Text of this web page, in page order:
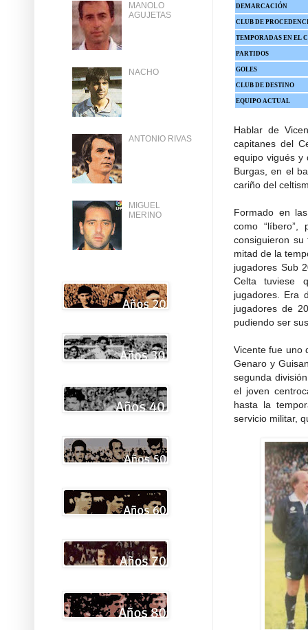
DEMARCACIÓN
CLUB DE
TEMPORADAS EN EL
PARTIDOS
GOLES
CLUB DE DESTINO
EQUIPO ACTUAL
Hablar de
capitanes del
equipo vigués y
Burgas, en el
cariño del
Formado en
como
consiguieron
mitad de la
jugadores Sub
Celta tuviese
jugadores. Era
jugadores de
pudiendo ser
Vicente fue uno
Genaro y
segunda
el joven
hasta la
servicio militar,
MANOLO
AGUJETAS
NACHO
ANTONIO RIVAS
MIGUEL
MERINO